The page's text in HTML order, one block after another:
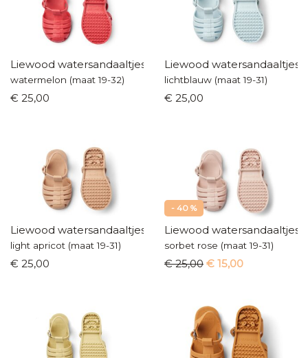
Liewood watersandaaltjes
watermelon (maat 19-32)
€ 25,00
Liewood watersandaaltjes
lichtblauw (maat 19-31)
€ 25,00
Liewood watersandaaltjes
light apricot (maat 19-31)
€ 25,00
- 40 %
Liewood watersandaaltjes
sorbet rose (maat 19-31)
€ 25,00 € 15,00